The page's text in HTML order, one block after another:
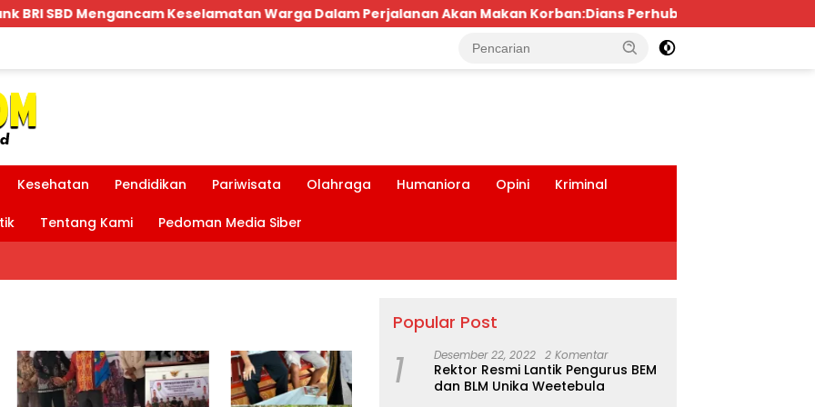
Warga Dalam Perjalanan Akan Makan Korban:Dians Perhubungan dan Satlantas Didesak Bertindak
Kesehatan Pendidikan Pariwisata Olahraga Humaniora Opini Kriminal
Tentang Kami Pedoman Media Siber
Popular Post
1 Desember 22, 2022 2 Komentar
Rektor Resmi Lantik Pengurus BEM
dan BLM Unika Weetebula